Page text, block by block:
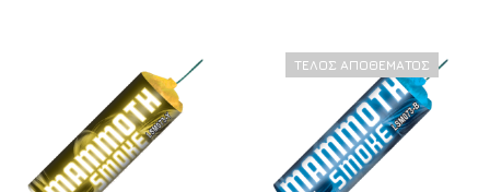
Add to wishlist Add to wishlist
ΤΈΛΟΣ ΑΠΟΘΈΜΑΤΟΣ